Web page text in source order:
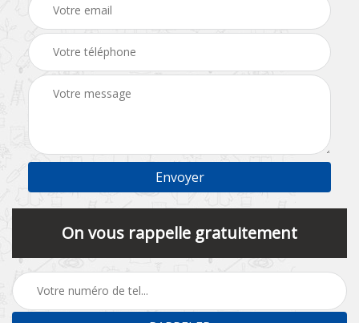
On vous rappelle gratuitement